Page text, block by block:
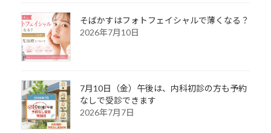
そばかすはフォトフェイシャルで薄くなる？
2026年7月10日
7月10日（金）午後は、内科初診の方も予約
なしで受診できます
2026年7月7日